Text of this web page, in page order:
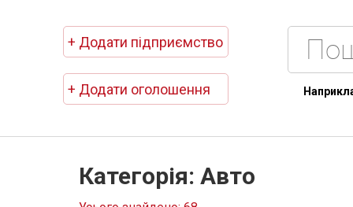
+ Додати підприємство
+ Додати оголошення
Категорія: Авто